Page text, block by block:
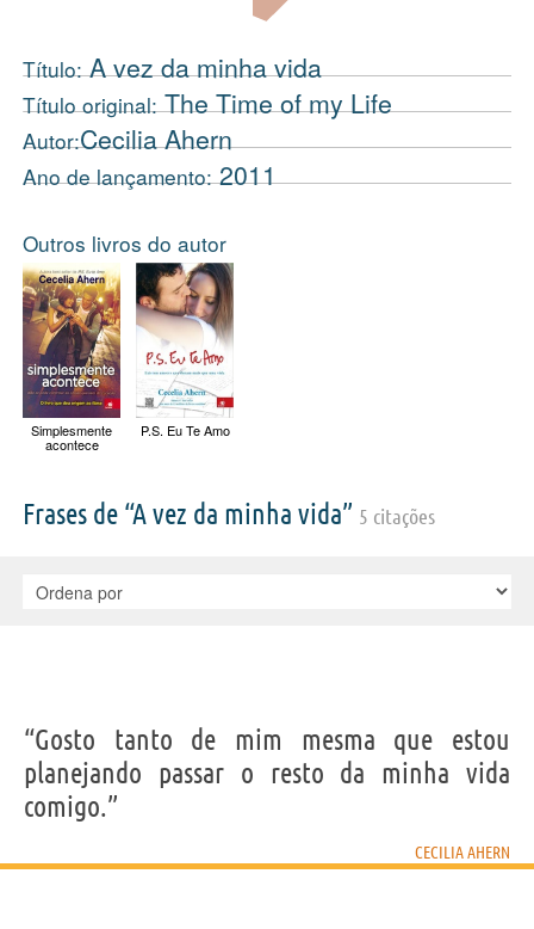
Título:A vez da minha vida
Título original:The Time of my Life
Autor:Cecilia Ahern
Ano de lançamento:2011
Outros livros do autor
Simplesmente
acontece
P.S. Eu Te Amo
Frases de “A vez da minha vida” 5 citações
“Gosto tanto de mim mesma que estou
planejando passar o resto da minha vida
comigo.”
CECILIA AHERN